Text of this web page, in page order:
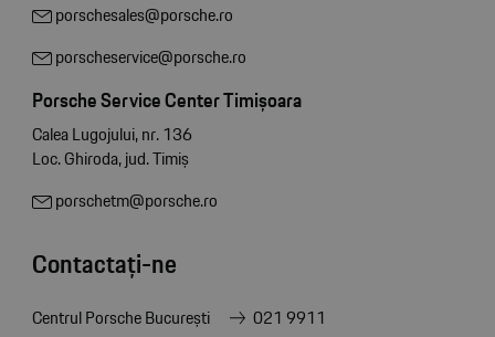
porschesales@porsche.ro
porscheservice@porsche.ro
Porsche Service Center Timișoara
Calea Lugojului, nr. 136
Loc. Ghiroda, jud. Timiș
porschetm@porsche.ro
Contactați-ne
Centrul Porsche București
021 9911